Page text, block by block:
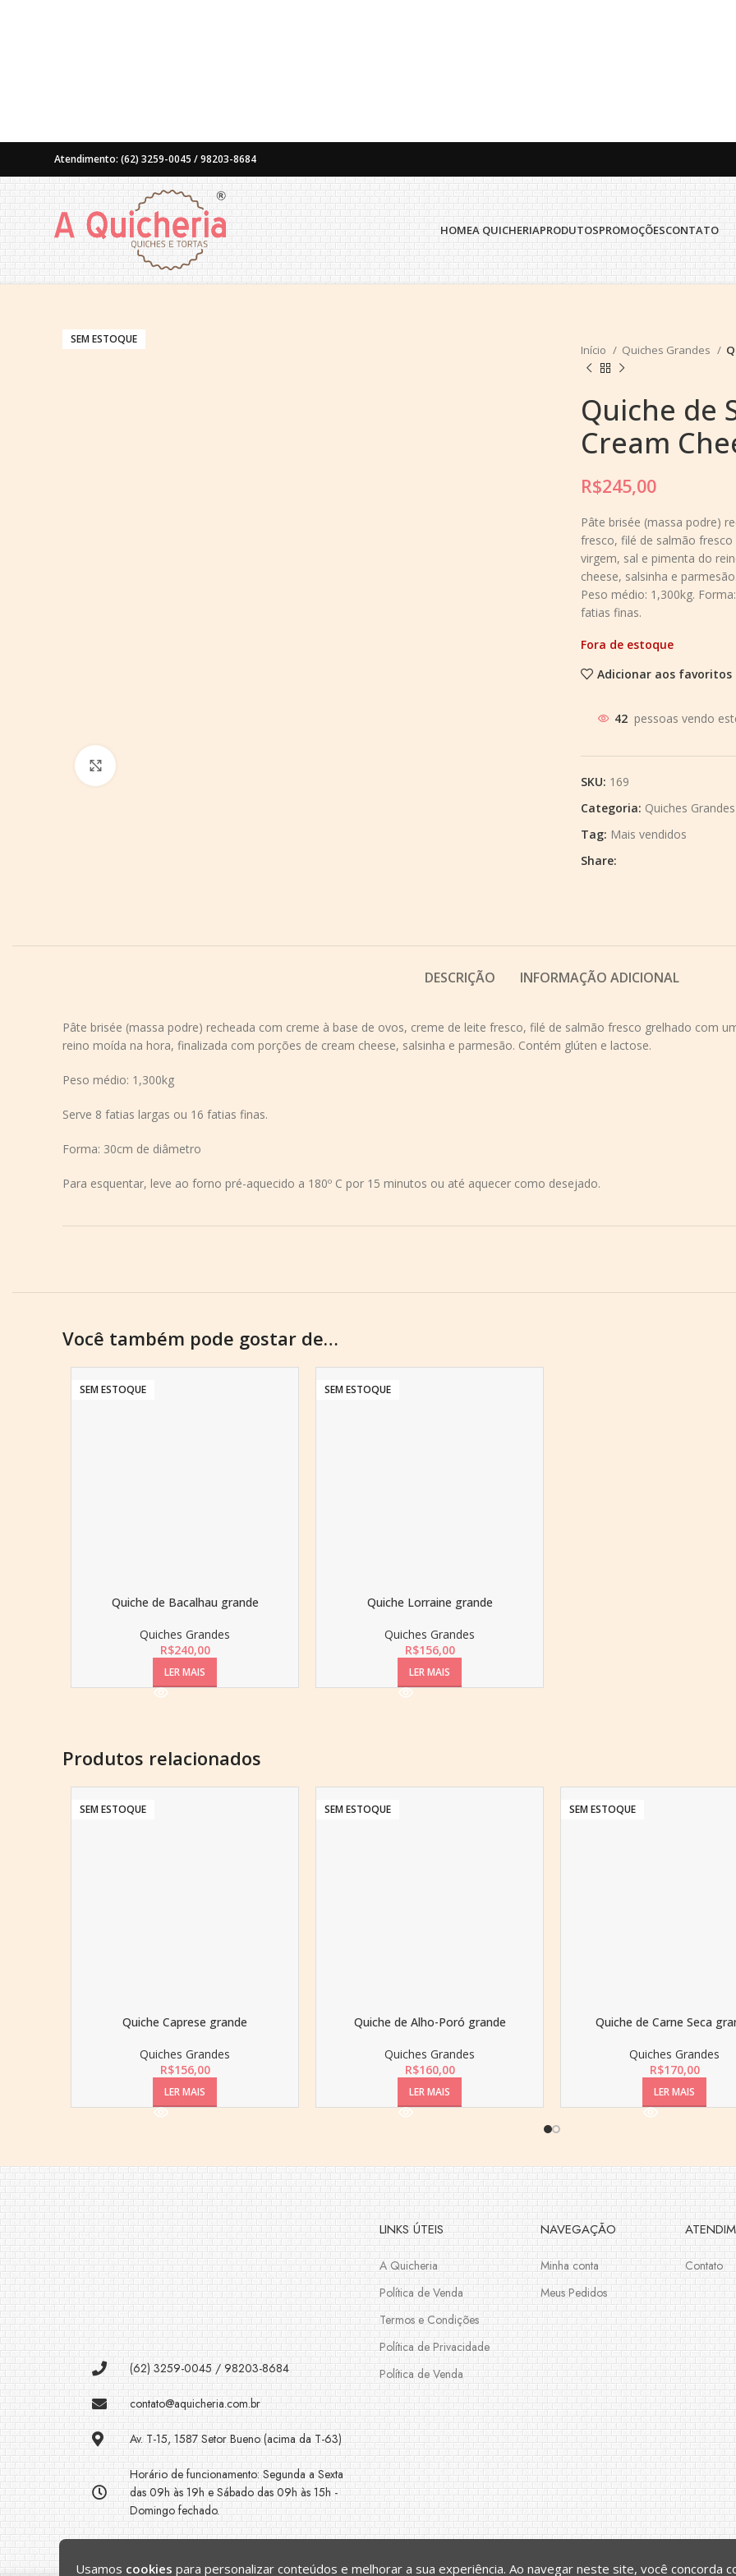
Atendimento: (62) 3259-0045 / 98203-8684
HOMEA QUICHERIAPRODUTOSPROMOÇÕESCONTATO
SEM ESTOQUE
Início Quiches Grandes
Quiche de
Cream
R$245,00
Pâte brisée (massa podre)
fresco, filé de salmão
virgem, sal e pimenta do
cheese, salsinha e
Peso médio: 1,300kg.
fatias finas.
Fora de estoque
Adicionar aos favoritos
24 pessoas vendo
SKU: 169
Categoria: Quiches Grandes
Tag: Mais vendidos
Share:
DESCRIÇÃO INFORMAÇÃO ADICIONAL
Pâte brisée (massa podre) recheada com creme à base de ovos, creme de leite fresco, filé de salmão fresco grelhado com
reino moída na hora, finalizada com porções de cream cheese, salsinha e parmesão. Contém glúten e lactose.
Peso médio: 1,300kg
Serve 8 fatias largas ou 16 fatias finas.
Forma: 30cm de diâmetro
Para esquentar, leve ao forno pré-aquecido a 180º C por 15 minutos ou até aquecer como desejado.
Você também pode gostar de…
SEM ESTOQUE
Quiche de Bacalhau grande
Quiches Grandes
R$240,00
LER MAIS
SEM ESTOQUE
Quiche Lorraine grande
Quiches Grandes
R$156,00
LER MAIS
Produtos relacionados
SEM ESTOQUE
Quiche Caprese grande
Quiches Grandes
R$156,00
LER MAIS
SEM ESTOQUE
Quiche de Alho-Poró grande
Quiches Grandes
R$160,00
LER MAIS
SEM ESTOQUE
Quiche de Carne Seca
Quiches Grandes
R$170,00
LER MAIS
(62) 3259-0045 / 98203-8684
contato@aquicheria.com.br
Av. T-15, 1587 Setor Bueno (acima da T-63)
Horário de funcionamento: Segunda a Sexta
das 09h às 19h e Sábado das 09h às 15h -
Domingo fechado.
LINKS ÚTEIS
A Quicheria
Política de Venda
Termos e Condições
Política de Privacidade
Política de Venda
NAVEGAÇÃO
Minha conta
Meus Pedidos
Contato
Usamos cookies para personalizar conteúdos e melhorar a sua experiência. Ao navegar neste site, você concorda